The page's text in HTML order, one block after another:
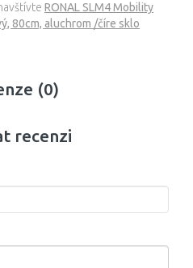
RONAL SLM4 Mobility
80cm, aluchrom /číre sklo
(0)
recenzi